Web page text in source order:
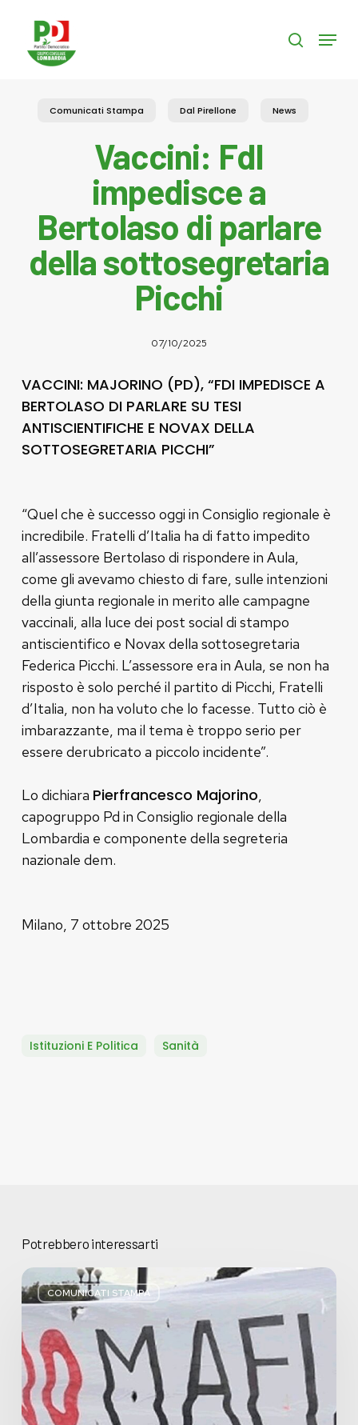
content
search
Menu
Comunicati Stampa Dal Pirellone News
Vaccini: FdI
impedisce a
Bertolaso di parlare
della sottosegretaria
Picchi
07/10/2025
VACCINI: MAJORINO (PD), “FDI IMPEDISCE A
BERTOLASO DI PARLARE SU TESI
ANTISCIENTIFICHE E NOVAX DELLA
SOTTOSEGRETARIA PICCHI”
“Quel che è successo oggi in Consiglio regionale è
incredibile. Fratelli d’Italia ha di fatto impedito
all’assessore Bertolaso di rispondere in Aula,
come gli avevamo chiesto di fare, sulle intenzioni
della giunta regionale in merito alle campagne
vaccinali, alla luce dei post social di stampo
antiscientifico e Novax della sottosegretaria
Federica Picchi. L’assessore era in Aula, se non ha
risposto è solo perché il partito di Picchi, Fratelli
d’Italia, non ha voluto che lo facesse. Tutto ciò è
imbarazzante, ma il tema è troppo serio per
essere derubricato a piccolo incidente”.
Lo dichiara Pierfrancesco Majorino,
capogruppo Pd in Consiglio regionale della
Lombardia e componente della segreteria
nazionale dem.
Milano, 7 ottobre 2025
Istituzioni E Politica Sanità
Potrebbero interessarti
COMUNICATI STAMPA
Basta
bugie,
Regione
Lombardia
pratica
l’antimafia
solo
a
parole